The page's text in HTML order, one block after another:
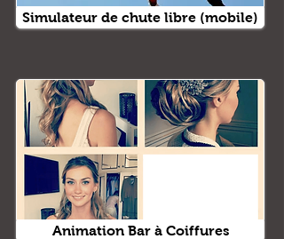
Simulateur de chute libre (mobile)
Animation Bar à Coiffures